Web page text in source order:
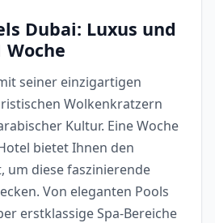
Dubai: Luxus und
seiner einzigartigen
Wolkenkratzern
Kultur. Eine Woche
bietet Ihnen den
um diese faszinierende
Von eleganten Pools
erstklassige Spa-Bereiche